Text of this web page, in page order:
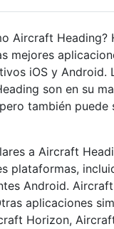
Aircraft Heading?
mejores
iOS y Android.
son en su
también puede
a Aircraft
plataformas,
Android.
aplicaciones
Horizon,